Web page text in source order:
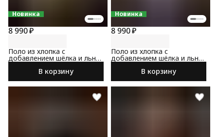
Новинка
8 990 ₽
Поло из хлопка с
добавлением шёлка и льна
бежевого цвета
В корзину
Новинка
8 990 ₽
Поло из хлопка с
добавлением шёлка и льна
светло-серого цвета
В корзину